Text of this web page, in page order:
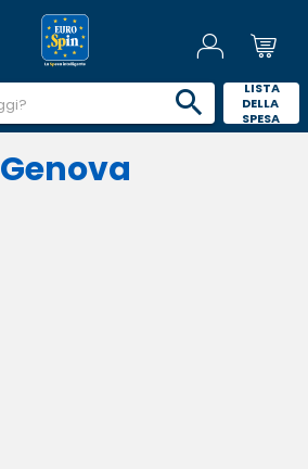
LISTA
DELLA
SPESA
Genova